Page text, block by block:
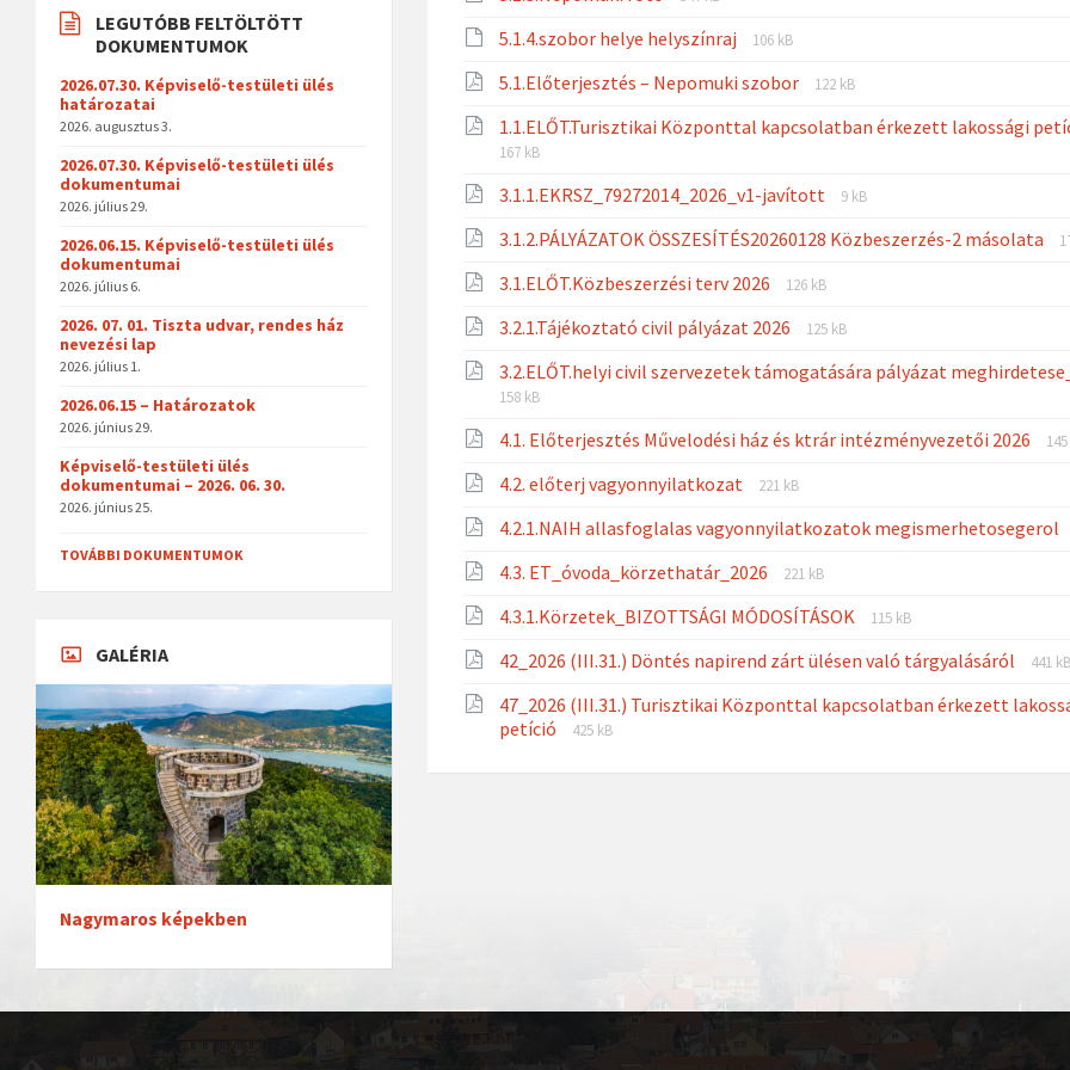
jpeg
5.1.4.szobor helye helyszínraj
File
png
File
106 kB
5.1.Előterjesztés – Nepomuki szobor
File
pdf
File
122 kB
1.1.ELŐT.Turisztikai Központtal kapcsolatban érkezett lakossági
167 kB
3.1.1.EKRSZ_79272014_2026_v1-javított
File
pdf
File
9 kB
3.1.2.PÁLYÁZATOK ÖSSZESÍTÉS20260128 Közbeszerzés-2 másolata
3.1.ELŐT.Közbeszerzési terv 2026
File
pdf
File
126 kB
3.2.1.Tájékoztató civil pályázat 2026
File
pdf
File
125 kB
3.2.ELŐT.helyi civil szervezetek támogatására pályázat
158 kB
4.1. Előterjesztés Művelodési ház és ktrár intézményvezetői 2026
4.2. előterj vagyonnyilatkozat
File
pdf
File
221 kB
4.2.1.NAIH allasfoglalas vagyonnyilatkozatok megismerhetosegerol
4.3. ET_óvoda_körzethatár_2026
File
pdf
File
221 kB
4.3.1.Körzetek_BIZOTTSÁGI MÓDOSÍTÁSOK
File
pdf
File
115 kB
42_2026 (III.31.) Döntés napirend zárt ülésen való tárgyalásáról
File
pdf
File
441
47_2026 (III.31.) Turisztikai Központtal kapcsolatban érkezett
petíció
File
pdf
File
425 kB
LEGUTÓBB FELTÖLTÖTT
DOKUMENTUMOK
2026.07.30. Képviselő-testületi ülés
határozatai
2026. augusztus 3.
2026.07.30. Képviselő-testületi ülés
dokumentumai
2026. július 29.
2026.06.15. Képviselő-testületi ülés
dokumentumai
2026. július 6.
2026. 07. 01. Tiszta udvar, rendes ház
nevezési lap
2026. július 1.
2026.06.15 – Határozatok
2026. június 29.
Képviselő-testületi ülés
dokumentumai – 2026. 06. 30.
2026. június 25.
TOVÁBBI DOKUMENTUMOK
GALÉRIA
Nagymaros képekben